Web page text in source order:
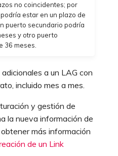
no coincidentes; por
estar en un plazo de
puerto secundario podría
y otro puerto
36 meses.
a un LAG con
incluido mes a mes.
y gestión de
la nueva información de
más información
de un Link